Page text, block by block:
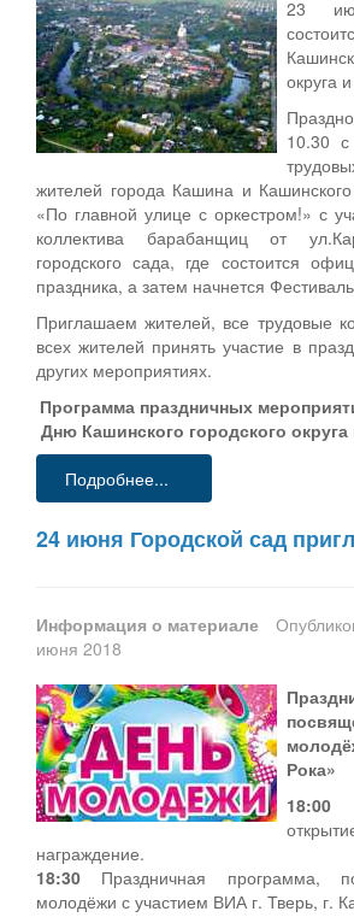
23
округа
10.30
жителей города Кашина и Кашинского
«По главной улице с оркестром!» с
коллектива барабанщиц от
городского сада, где состоится
праздника, а затем начнется
Приглашаем жителей, все трудовые
всех жителей принять участие в
других мероприятиях.
Программа праздничных
Дню Кашинского городского
Подробнее...
24 июня Городской сад
Информация о материале
июня 2018
Рока»
18:00
награждение.
18:30 Праздничная программа,
молодёжи с участием ВИА г. Тверь, г.